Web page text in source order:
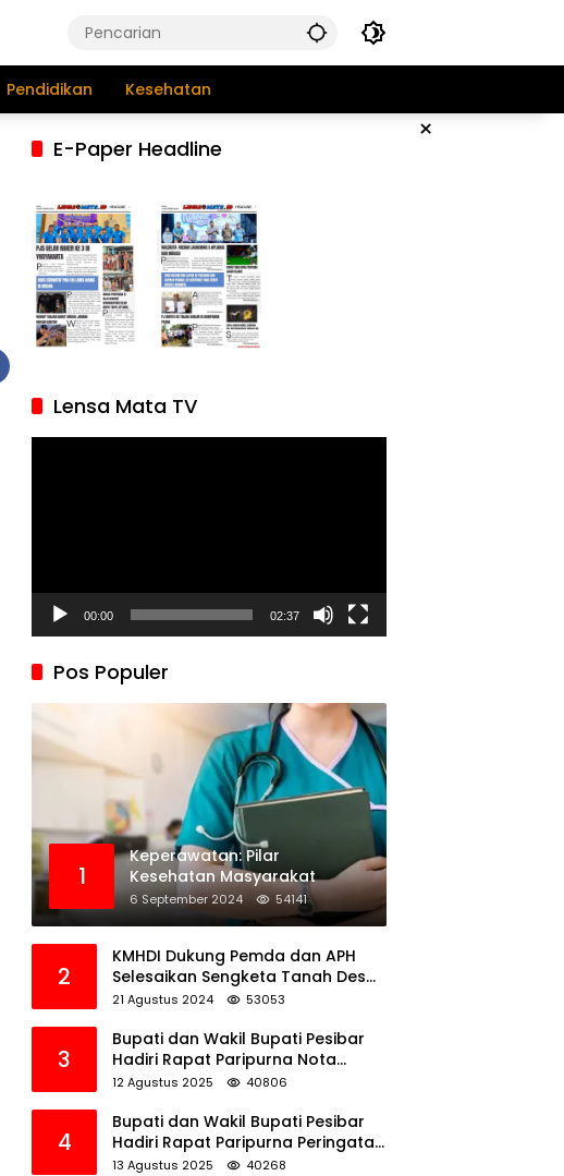
Pendidikan Kesehatan
×
E-Paper Headline
Lensa Mata TV
00:00 02:37
Pos Populer
1
Keperawatan: Pilar
Kesehatan Masyarakat
6 September 2024 54141
2
KMHDI Dukung Pemda dan APH
Selesaikan Sengketa Tanah Desa
Tawamalewe
21 Agustus 2024 53053
3
Bupati dan Wakil Bupati Pesibar
Hadiri Rapat Paripurna Nota
Keuangan Ranperda APBD
12 Agustus 2025 40806
4
Bupati dan Wakil Bupati Pesibar
Hadiri Rapat Paripurna Peringatan
HUT Ke-12 Pesibar
13 Agustus 2025 40268